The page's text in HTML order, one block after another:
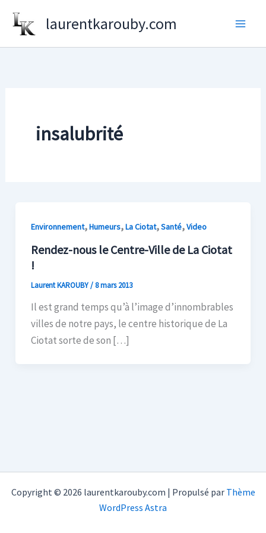
laurentkarouby.com
insalubrité
Environnement,Humeurs,La Ciotat,Santé,Video
Rendez-nous le Centre-Ville de La Ciotat
!
Laurent KAROUBY/8 mars 2013
Il est grand temps qu’à l’image d’innombrables
villes de notre pays, le centre historique de La
Ciotat sorte de son […]
Copyright © 2026 laurentkarouby.com | Propulsé par Thème
WordPress Astra